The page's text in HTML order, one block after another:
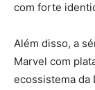
com forte
Além disso, a
Marvel com
ecossistema da